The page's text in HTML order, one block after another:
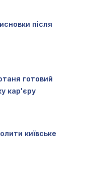
після
готовий
кар'єру
київське